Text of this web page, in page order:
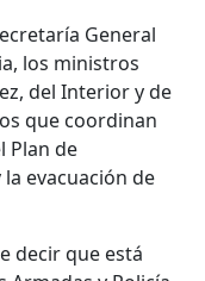
General
los ministros
del Interior y de
que coordinan
Plan de
evacuación de
decir que está